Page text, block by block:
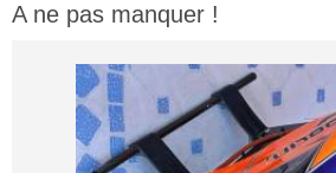
A ne pas manquer !